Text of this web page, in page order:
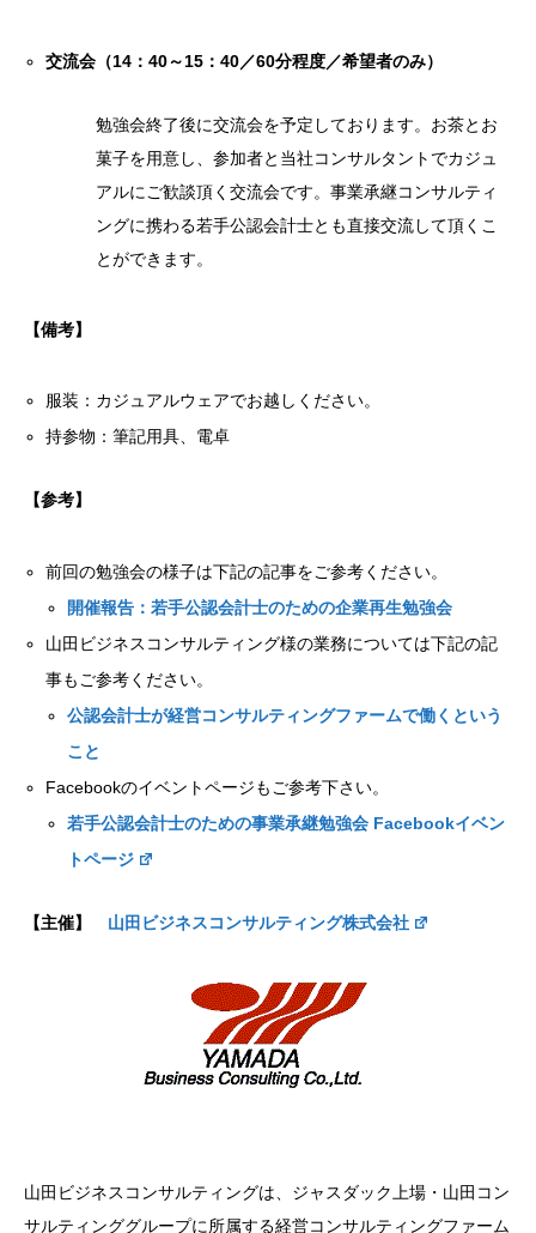
交流会（14：40～15：40／60分程度／希望者のみ）
勉強会終了後に交流会を予定しております。お茶とお
菓子を用意し、参加者と当社コンサルタントでカジュ
アルにご歓談頂く交流会です。事業承継コンサルティ
ングに携わる若手公認会計士とも直接交流して頂くこ
とができます。
【備考】
服装：カジュアルウェアでお越しください。
持参物：筆記用具、電卓
【参考】
前回の勉強会の様子は下記の記事をご参考ください。
開催報告：若手公認会計士のための企業再生勉強会
山田ビジネスコンサルティング様の業務については下記の記
事もご参考ください。
公認会計士が経営コンサルティングファームで働くという
こと
Facebookのイベントページもご参考下さい。
若手公認会計士のための事業承継勉強会 Facebookイベン
トページ
【主催】 山田ビジネスコンサルティング株式会社
山田ビジネスコンサルティングは、ジャスダック上場・山田コン
サルティンググループに所属する経営コンサルティングファーム